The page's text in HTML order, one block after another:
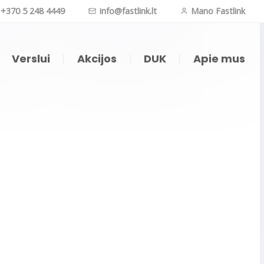
+370 5 248 4449 info@fastlink.lt Mano Fastlink
Verslui Akcijos DUK Apie mus